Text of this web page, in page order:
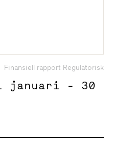
Finansiell rapport Regulatorisk
januari - 30